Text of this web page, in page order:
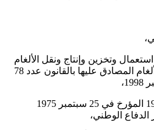
وتخزين وإنتاج ونقل الألغام
المضادة للأفراد وتدمير تلك الألغام المصادق عليها بالقانون عدد 78
وعلى الأمر عدد 671 لسنة 1975 المؤرخ في 25 سبتمبر 1975
الوطني،